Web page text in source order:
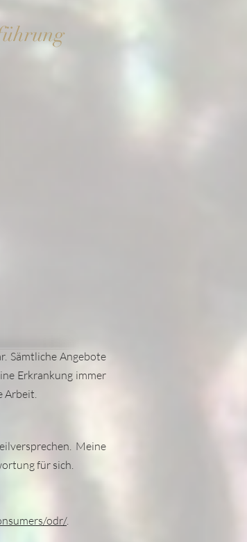
Sämtliche Angebote
Erkrankung immer
Arbeit.
Meine
für sich.
odr/.